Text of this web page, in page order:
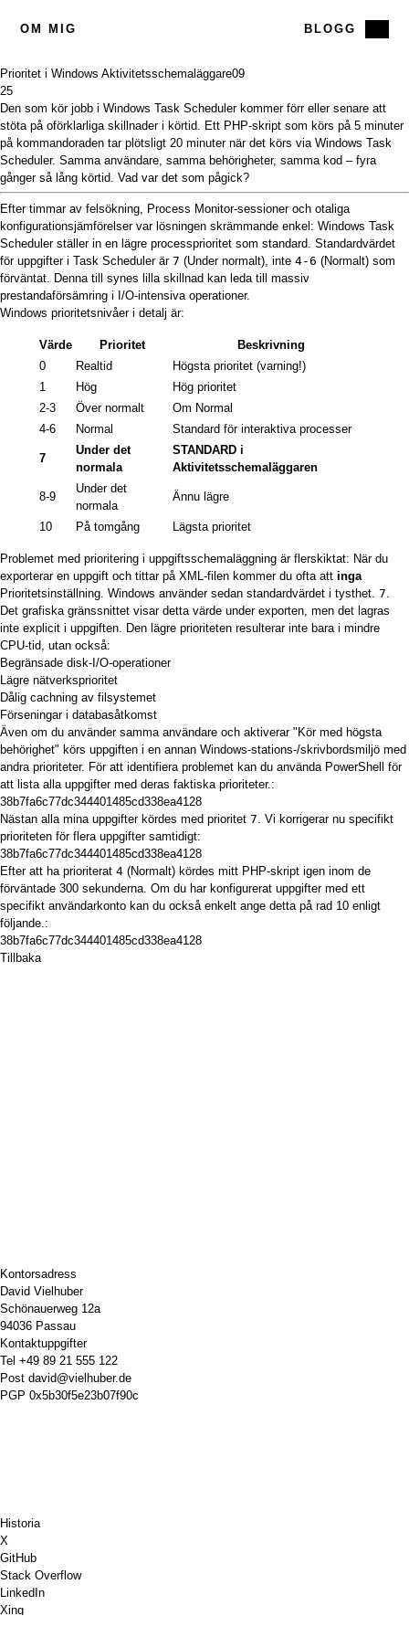
OM MIG BLOGG
Prioritet i Windows Aktivitetsschemaläggare09
25
Den som kör jobb i Windows Task Scheduler kommer förr eller senare att
stöta på oförklarliga skillnader i körtid. Ett PHP-skript som körs på 5 minuter
på kommandoraden tar plötsligt 20 minuter när det körs via Windows Task
Scheduler. Samma användare, samma behörigheter, samma kod – fyra
gånger så lång körtid. Vad var det som pågick?
Efter timmar av felsökning, Process Monitor-sessioner och otaliga
konfigurationsjämförelser var lösningen skrämmande enkel: Windows Task
Scheduler ställer in en lägre processprioritet som standard. Standardvärdet
för uppgifter i Task Scheduler är 7 (Under normalt), inte 4-6 (Normalt) som
förväntat. Denna till synes lilla skillnad kan leda till massiv
prestandaförsämring i I/O-intensiva operationer.
Windows prioritetsnivåeri detalj är:
Värde Prioritet
Beskrivning
0
Realtid
Högsta prioritet (varning!)
1
Hög
Hög prioritet
2-3
Över normalt
Om Normal
4-6
Normal Standard för interaktiva processer
7
Under det
normala
STANDARD i
Aktivitetsschemaläggaren
8-9
Under det
normala
Ännu lägre
10 På tomgång Lägsta prioritet
Problemet med prioritering i uppgiftsschemaläggning är flerskiktat: När du
exporterar en uppgift och tittar på XML-filen kommer du ofta att inga
Prioritetsinställning. Windows använder sedan standardvärdet i tysthet. 7
Det grafiska gränssnittet visar detta värde under exporten, men det lagras
inte explicit i uppgiften. Den lägre prioriteten resulterar inte bara i mindre
CPU-tid, utan också:
Begränsade disk-I/O-operationer
Lägre nätverksprioritet
Dålig cachning av filsystemet
Förseningar i databasåtkomst
Även om du använder samma användare och aktiverar "Kör med högsta
behörighet" körs uppgiften i en annan Windows-stations-/skrivbordsmiljö med
andra prioriteter. För att identifiera problemet kan du använda PowerShell för
att lista alla uppgifter med deras faktiska prioriteter.:
38b7fa6c77dc344401485cd338ea4128
Nästan alla mina uppgifter kördes med prioritet 7 . Vi korrigerar nu specifikt
prioriteten för flera uppgifter samtidigt:
38b7fa6c77dc344401485cd338ea4128
Efter att ha prioriterat 4 (Normalt) kördes mitt PHP-skript igen inom de
förväntade 300 sekunderna. Om du har konfigurerat uppgifter med ett
specifikt användarkonto kan du också enkelt ange detta på rad 10 enligt
följande.:
38b7fa6c77dc344401485cd338ea4128
Tillbaka
Kontorsadress
David Vielhuber
Schönauerweg 12a
94036 Passau
Kontaktuppgifter
Tel +49 89 21 555 122
Post david@vielhuber.de
PGP 0x5b30f5e23b07f90c
Historia
X
GitHub
Stack Overflow
LinkedIn
Xing